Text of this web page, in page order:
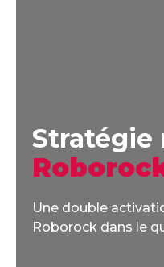
Stratégie
Une double
Roborock dans le